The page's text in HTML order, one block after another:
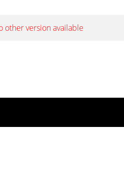
other version available